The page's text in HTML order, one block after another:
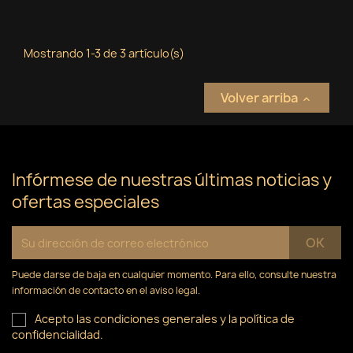
Mostrando 1-3 de 3 artículo(s)
Volver arriba 
Infórmese de nuestras últimas noticias y
ofertas especiales
Puede darse de baja en cualquier momento. Para ello, consulte nuestra
información de contacto en el aviso legal.
Acepto las condiciones generales y la política de
confidencialidad.